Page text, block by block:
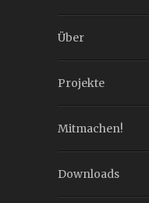
Über
Projekte
Mitmachen!
Downloads